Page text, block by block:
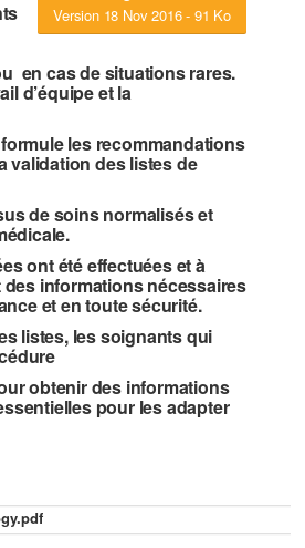
Version 18 Nov 2016 - 91 Ko
en cas de situations rares.
d’équipe et la
les recommandations
validation des listes de
de soins normalisés et
ont été effectuées et à
informations nécessaires
et en toute sécurité.
listes, les soignants qui
obtenir des informations
pour les adapter